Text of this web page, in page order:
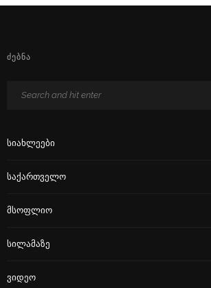
ᲫᲔᲑᲜᲐ
Სიახლეები
Საქართველო
Მსოფლიო
Სილამაზე
Ვიდეო